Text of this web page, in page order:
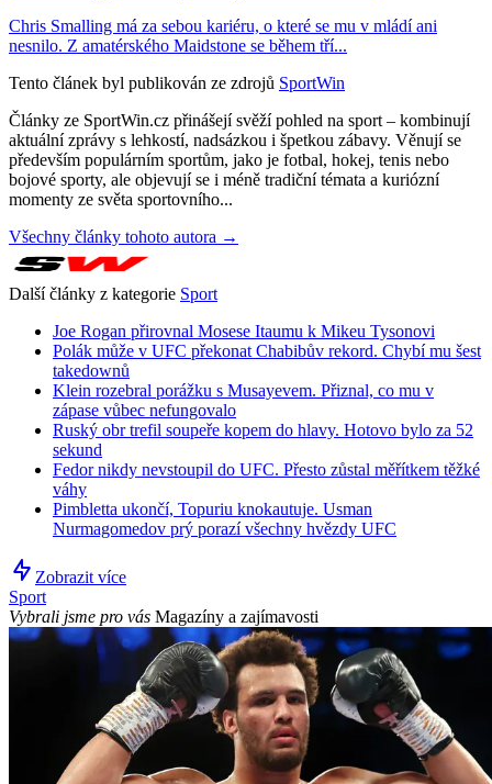
Chris Smalling má za sebou kariéru, o které se mu v mládí ani
nesnilo. Z amatérského Maidstone se během tří...
Tento článek byl publikován ze zdrojů SportWin
Články ze SportWin.cz přinášejí svěží pohled na sport – kombinují
aktuální zprávy s lehkostí, nadsázkou i špetkou zábavy. Věnují se
především populárním sportům, jako je fotbal, hokej, tenis nebo
bojové sporty, ale objevují se i méně tradiční témata a kuriózní
momenty ze světa sportovního...
Všechny články tohoto autora →
Další články z kategorie Sport
Joe Rogan přirovnal Mosese Itaumu k Mikeu Tysonovi
Polák může v UFC překonat Chabibův rekord. Chybí mu šest
takedownů
Klein rozebral porážku s Musayevem. Přiznal, co mu v
zápase vůbec nefungovalo
Ruský obr trefil soupeře kopem do hlavy. Hotovo bylo za 52
sekund
Fedor nikdy nevstoupil do UFC. Přesto zůstal měřítkem těžké
váhy
Pimbletta ukončí, Topuriu knokautuje. Usman
Nurmagomedov prý porazí všechny hvězdy UFC
Zobrazit více
Sport
Vybrali jsme pro vás Magazíny a zajímavosti